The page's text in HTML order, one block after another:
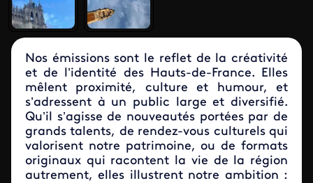
Nos émissions sont le reflet de la créativité
et de l’identité des Hauts-de-France. Elles
mêlent proximité, culture et humour, et
s’adressent à un public large et diversifié.
Qu’il s’agisse de nouveautés portées par de
grands talents, de rendez-vous culturels qui
valorisent notre patrimoine, ou de formats
originaux qui racontent la vie de la région
autrement, elles illustrent notre ambition :